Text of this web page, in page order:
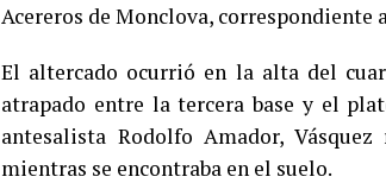
Acereros de Monclova, correspondiente
El altercado ocurrió en la alta del
atrapado entre la tercera base y el
antesalista Rodolfo Amador,
mientras se encontraba en el suelo.